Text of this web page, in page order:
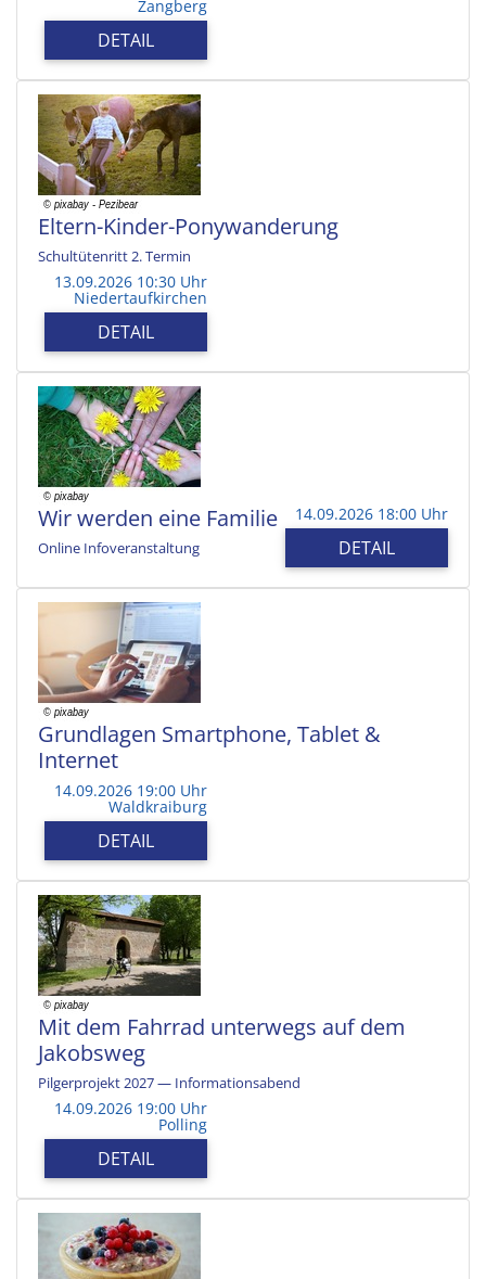
Zangberg
DETAIL
Eltern-Kinder-Ponywanderung
Schultütenritt 2. Termin
13.09.2026 10:30 Uhr
Niedertaufkirchen
DETAIL
Wir werden eine Familie
Online Infoveranstaltung
14.09.2026 18:00 Uhr
DETAIL
Grundlagen Smartphone, Tablet &
Internet
14.09.2026 19:00 Uhr
Waldkraiburg
DETAIL
Mit dem Fahrrad unterwegs auf dem
Jakobsweg
Pilgerprojekt 2027 — Informationsabend
14.09.2026 19:00 Uhr
Polling
DETAIL